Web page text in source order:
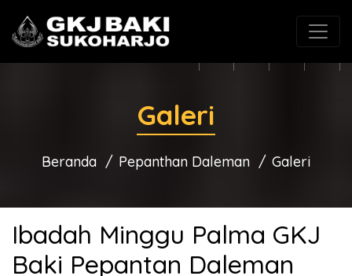
(0271) 625546 gkjbaki@gmail.com
Galeri
Beranda Pepanthan Daleman Galeri
Ibadah Minggu Palma GKJ
Baki Pepantan Daleman